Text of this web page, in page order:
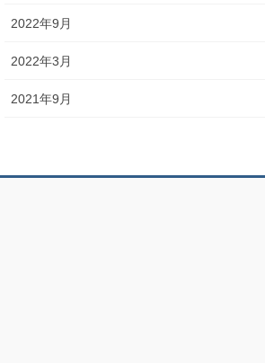
2022年9月
2022年3月
2021年9月